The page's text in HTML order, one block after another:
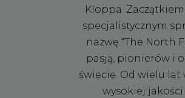
Kloppa.
specjalistycznym
nazwę “The North
pasją, pionierów i
świecie. Od wielu
wysokiej